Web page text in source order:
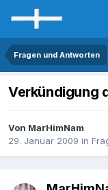
Fragen und Antworten
Verkündigung
Von MarHimNam
29. Januar 2009 in